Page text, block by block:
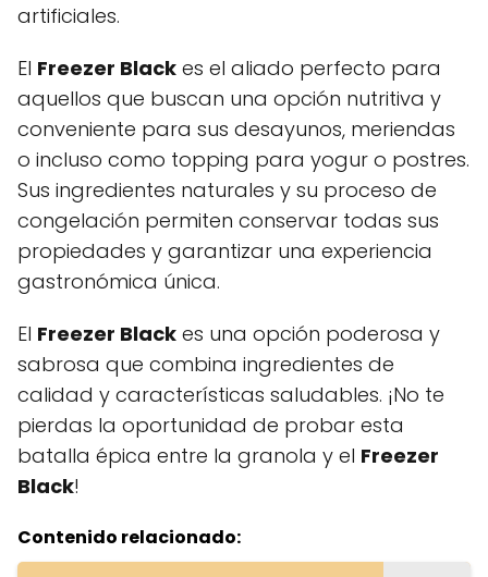
artificiales.
El Freezer Black es el aliado perfecto para
aquellos que buscan una opción nutritiva y
conveniente para sus desayunos, meriendas
o incluso como topping para yogur o postres.
Sus ingredientes naturales y su proceso de
congelación permiten conservar todas sus
propiedades y garantizar una experiencia
gastronómica única.
El Freezer Black es una opción poderosa y
sabrosa que combina ingredientes de
calidad y características saludables. ¡No te
pierdas la oportunidad de probar esta
batalla épica entre la granola y el Freezer
Black!
Contenido relacionado: